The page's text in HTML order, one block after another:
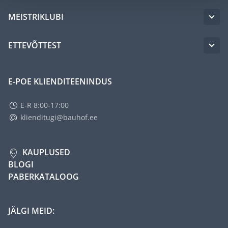
MEISTRIKLUBI
ETTEVÕTTEST
E-POE KLIENDITEENINDUS
E-R 8:00-17:00
klienditugi@bauhof.ee
KAUPLUSED
BLOGI
PABERKATALOOG
JÄLGI MEID: